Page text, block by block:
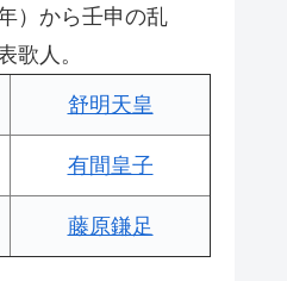
）から壬申の乱
歌人。
舒明天皇
有間皇子
藤原鎌足